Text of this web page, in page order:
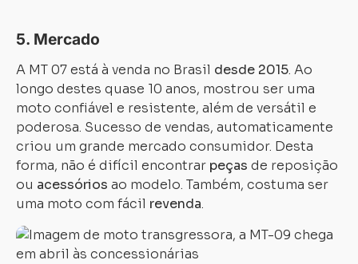
5. Mercado
A MT 07 está à venda no Brasil desde 2015. Ao
longo destes quase 10 anos, mostrou ser uma
moto confiável e resistente, além de versátil e
poderosa. Sucesso de vendas, automaticamente
criou um grande mercado consumidor. Desta
forma, não é difícil encontrar peças de reposição
ou acessórios ao modelo. Também, costuma ser
uma moto com fácil revenda.
Carregando...
Carregando...